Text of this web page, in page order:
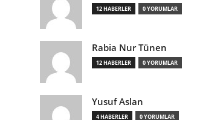
12 HABERLER 0 YORUMLAR
Rabia Nur Tünen
12 HABERLER 0 YORUMLAR
Yusuf Aslan
4 HABERLER 0 YORUMLAR